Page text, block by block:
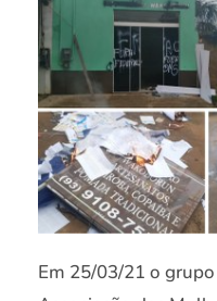
Em 25/03/21 o